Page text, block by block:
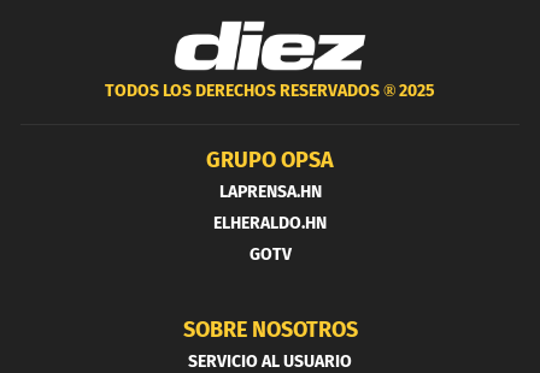
TODOS LOS DERECHOS RESERVADOS ®2025
GRUPO OPSA
LAPRENSA.HN
ELHERALDO.HN
GOTV
SOBRE NOSOTROS
SERVICIO AL USUARIO